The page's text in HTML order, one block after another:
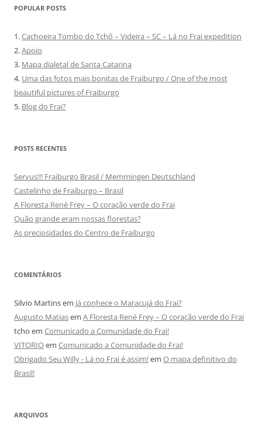
POPULAR POSTS
1.Cachoeira Tombo do Tchô – Videira – SC – Lá no Frai expedition
2.Apoio
3. Mapa dialetal de Santa Catarina
4. Uma das fotos mais bonitas de Fraiburgo / One of the most
beautiful pictures of Fraiburgo
5. Blog do Frai?
POSTS RECENTES
Servus!!! Fraiburgo Brasil / Memmingen Deutschland
Castelinho de Fraiburgo – Brasil
A Floresta René Frey – O coração verde do Frai
Quão grande eram nossas florestas?
As preciosidades do Centro de Fraiburgo
COMENTÁRIOS
Silvio Martinsem Já conhece o Maracujá do Frai?
Augusto Matiasem A Floresta René Frey – O coração verde do Frai
tcho em Comunicado a Comunidade do Frai!
VITORIOem Comunicado a Comunidade do Frai!
Obrigado Seu Willy - Lá no Frai é assim!em O mapa definitivo do
Brasil!
ARQUIVOS